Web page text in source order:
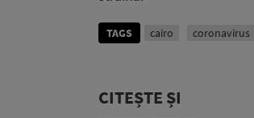
TAGS cairo coronavirus
CITEȘTE ȘI